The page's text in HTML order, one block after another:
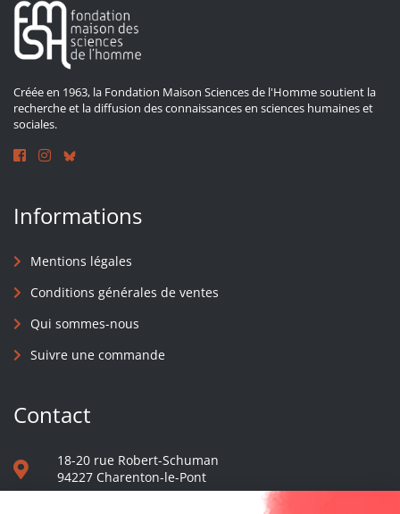
Créée en 1963, la Fondation Maison Sciences de l'Homme soutient la
recherche et la diffusion des connaissances en sciences humaines et
sociales.
Informations
Mentions légales
Conditions générales de ventes
Qui sommes-nous
Suivre une commande
Contact
18-20 rue Robert-Schuman
94227 Charenton-le-Pont